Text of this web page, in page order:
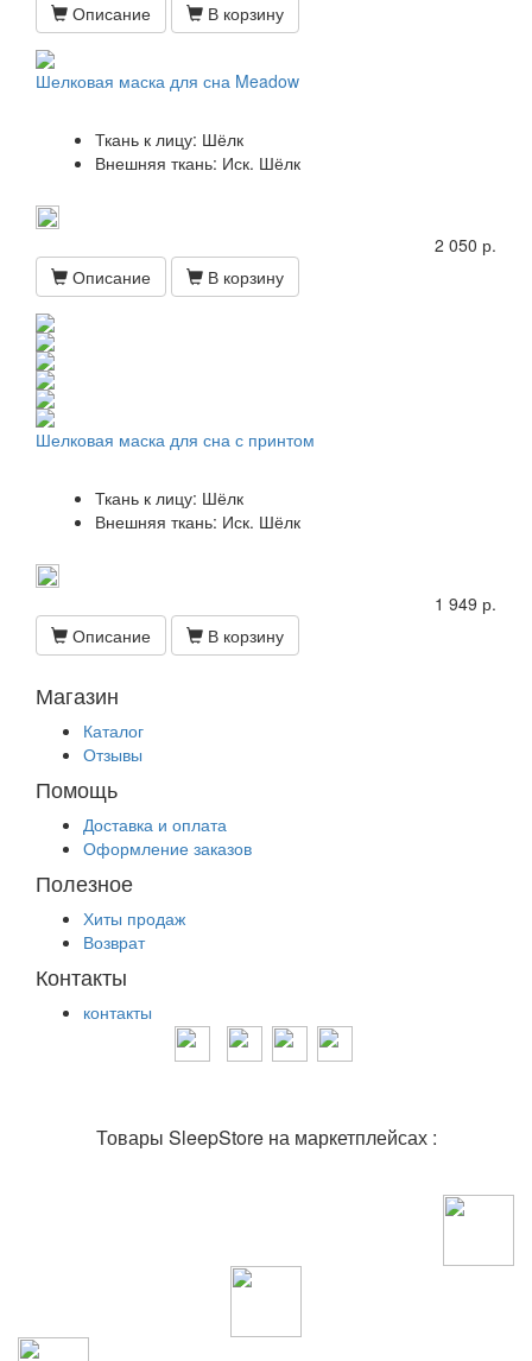
Описание
В корзину
Шелковая маска для сна Meadow
Ткань к лицу: Шёлк
Внешняя ткань: Иск. Шёлк
2 050 р.
Описание
В корзину
Шелковая маска для сна с принтом
Ткань к лицу: Шёлк
Внешняя ткань: Иск. Шёлк
1 949 р.
Описание
В корзину
Магазин
Каталог
Отзывы
Помощь
Доставка и оплата
Оформление заказов
Полезное
Хиты продаж
Возврат
Контакты
контакты
Товары SleepStore на маркетплейсах :